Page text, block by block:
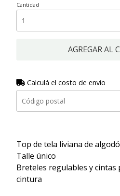
Cantidad
AGREGAR AL
Calculá el costo de envío
Top de tela liviana de
Talle único
Breteles regulables y cintas
cintura